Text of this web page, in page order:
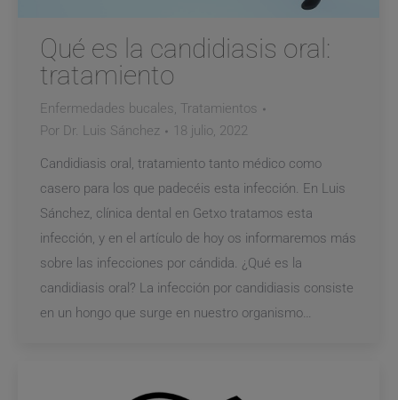
Qué es la candidiasis oral:
tratamiento
Enfermedades bucales, Tratamientos
Por Dr. Luis Sánchez 18 julio, 2022
Candidiasis oral, tratamiento tanto médico como
casero para los que padecéis esta infección. En Luis
Sánchez, clínica dental en Getxo tratamos esta
infección, y en el artículo de hoy os informaremos más
sobre las infecciones por cándida. ¿Qué es la
candidiasis oral? La infección por candidiasis consiste
en un hongo que surge en nuestro organismo…